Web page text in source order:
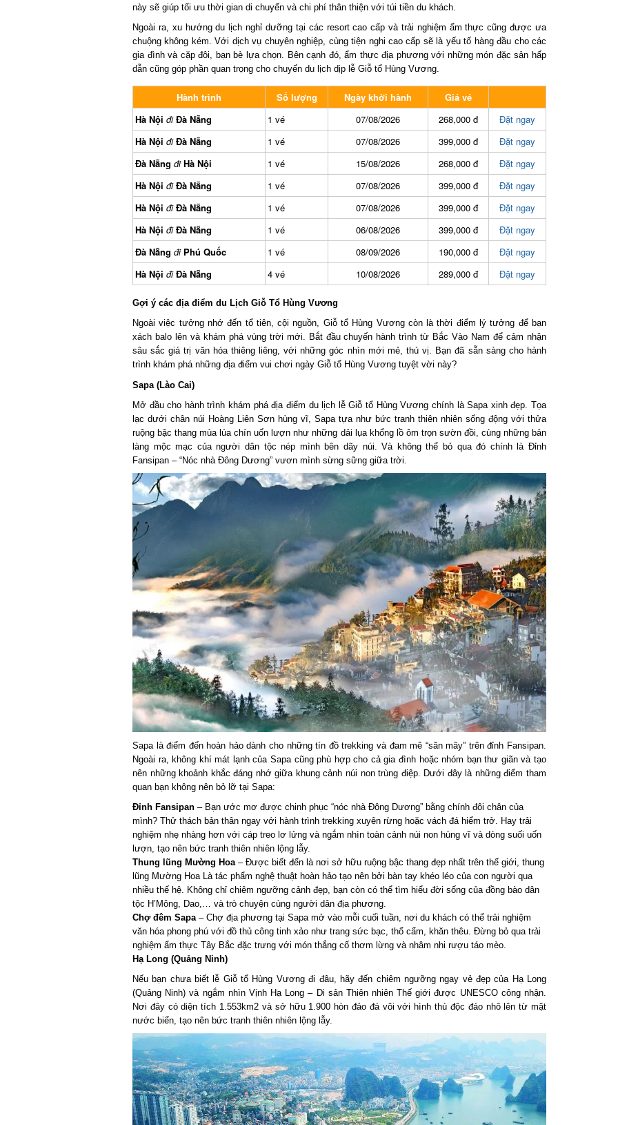
này sẽ giúp tối ưu thời gian di chuyển và chi phí thân thiện với túi tiền du khách.
Ngoài ra, xu hướng du lịch nghỉ dưỡng tại các resort cao cấp và trải nghiệm ẩm thực cũng được ưa
chuộng không kém. Với dịch vụ chuyên nghiệp, cùng tiện nghi cao cấp sẽ là yếu tố hàng đầu cho các
gia đình và cặp đôi, bạn bè lựa chọn. Bên cạnh đó, ẩm thực địa phương với những món đặc sản hấp
dẫn cũng góp phần quan trọng cho chuyến du lịch dịp lễ Giỗ tổ Hùng Vương.
Hành trình Số lượng Ngày khởi hành
Giá vé
Hà Nội đi Đà Nẵng 1 vé 07/08/2026 268,000 đ
Đặt ngay
Hà Nội đi Đà Nẵng 1 vé 07/08/2026 399,000 đ
Đặt ngay
Đà Nẵng đi Hà Nội 1 vé 15/08/2026 268,000 đ
Đặt ngay
Hà Nội đi Đà Nẵng 1 vé 07/08/2026 399,000 đ
Đặt ngay
Hà Nội đi Đà Nẵng 1 vé 07/08/2026 399,000 đ
Đặt ngay
Hà Nội đi Đà Nẵng 1 vé 06/08/2026 399,000 đ
Đặt ngay
Đà Nẵng đi Phú Quốc 1 vé 08/09/2026 190,000 đ
Đặt ngay
Hà Nội đi Đà Nẵng 4 vé 10/08/2026 289,000 đ Đặt ngay
Gợi ý các địa điểm du Lịch Giỗ Tổ Hùng Vương
Ngoài việc tưởng nhớ đến tổ tiên, cội nguồn, Giỗ tổ Hùng Vương còn là thời điểm lý tưởng để bạn
xách balo lên và khám phá vùng trời mới. Bắt đầu chuyến hành trình từ Bắc Vào Nam để cảm nhận
sâu sắc giá trị văn hóa thiêng liêng, với những góc nhìn mới mẻ, thú vị. Bạn đã sẵn sàng cho hành
trình khám phá những địa điểm vui chơi ngày Giỗ tổ Hùng Vương tuyệt vời này?
Sapa (Lào Cai)
Mở đầu cho hành trình khám phá địa điểm du lịch lễ Giỗ tổ Hùng Vương chính là Sapa xinh đẹp. Tọa
lạc dưới chân núi Hoàng Liên Sơn hùng vĩ, Sapa tựa như bức tranh thiên nhiên sống động với thửa
ruộng bậc thang mùa lúa chín uốn lượn như những dải lụa khổng lồ ôm trọn sườn đồi, cùng những bản
làng mộc mạc của người dân tộc nép mình bên dãy núi. Và không thể bỏ qua đó chính là Đỉnh
Fansipan – “Nóc nhà Đông Dương” vươn mình sừng sững giữa trời.
Sapa là điểm đến hoàn hảo dành cho những tín đồ trekking và đam mê “săn mây” trên đỉnh Fansipan.
Ngoài ra, không khí mát lạnh của Sapa cũng phù hợp cho cả gia đình hoặc nhóm bạn thư giãn và tạo
nên những khoảnh khắc đáng nhớ giữa khung cảnh núi non trùng điệp. Dưới đây là những điểm tham
quan bạn không nên bỏ lỡ tại Sapa:
Đỉnh Fansipan– Bạn ước mơ được chinh phục “nóc nhà Đông Dương” bằng chính đôi chân của
mình? Thử thách bản thân ngay với hành trình trekking xuyên rừng hoặc vách đá hiểm trở. Hay trải
nghiệm nhẹ nhàng hơn với cáp treo lơ lửng và ngắm nhìn toàn cảnh núi non hùng vĩ và dòng suối uốn
lượn, tạo nên bức tranh thiên nhiên lộng lẫy.
Thung lũng Mường Hoa– Được biết đến là nơi sở hữu ruộng bậc thang đẹp nhất trên thế giới, thung
lũng Mường Hoa Là tác phẩm nghệ thuật hoàn hảo tạo nên bởi bàn tay khéo léo của con người qua
nhiều thế hệ. Không chỉ chiêm ngưỡng cảnh đẹp, bạn còn có thể tìm hiểu đời sống của đồng bào dân
tộc H’Mông, Dao,… và trò chuyện cùng người dân địa phương.
Chợ đêm Sapa– Chợ địa phương tại Sapa mở vào mỗi cuối tuần, nơi du khách có thể trải nghiệm
văn hóa phong phú với đồ thủ công tinh xảo như trang sức bạc, thổ cẩm, khăn thêu. Đừng bỏ qua trải
nghiệm ẩm thực Tây Bắc đặc trưng với món thắng cố thơm lừng và nhâm nhi rượu táo mèo.
Hạ Long (Quảng Ninh)
Nếu bạn chưa biết lễ Giỗ tổ Hùng Vương đi đâu, hãy đến chiêm ngưỡng ngay vẻ đẹp của Hạ Long
(Quảng Ninh) và ngắm nhìn Vịnh Hạ Long – Di sản Thiên nhiên Thế giới được UNESCO công nhận.
Nơi đây có diện tích 1.553km2 và sở hữu 1.900 hòn đảo đá vôi với hình thù độc đáo nhô lên từ mặt
nước biển, tạo nên bức tranh thiên nhiên lộng lẫy.